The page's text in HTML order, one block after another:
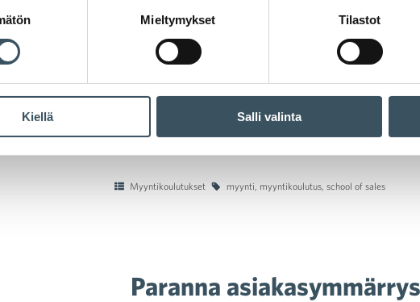
Mieltymykset Tilastot
Kiellä Salli valinta
– lisää tuloksia
Myyntikoulutukset myynti myyntikoulutus school of sales
Paranna